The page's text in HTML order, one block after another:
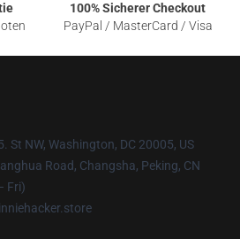
100% Sicherer Checkout
PayPal / MasterCard / Visa
St NW, Washington, DC 20005, US
Road, Changsha, Peking, CN
Fri)